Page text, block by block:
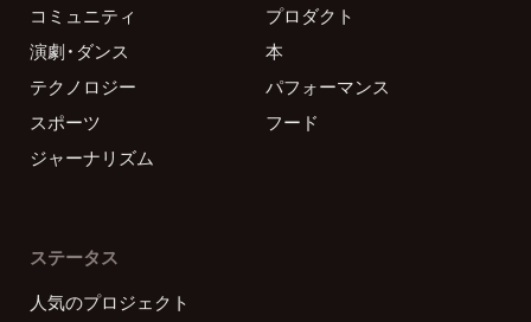
コミュニティ
プロダクト
演劇・ダンス
本
テクノロジー
パフォーマンス
スポーツ
フード
ジャーナリズム
ステータス
人気のプロジェクト